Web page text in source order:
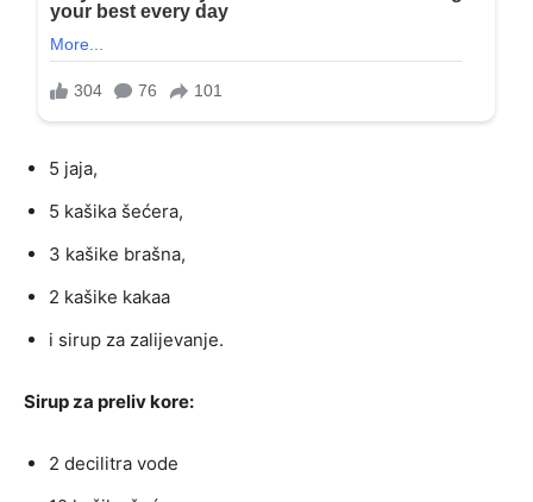
5 jaja,
5 kašika šećera,
3 kašike brašna,
2 kašike kakaa
i sirup za zalijevanje.
Sirup za preliv kore:
2 decilitra vode